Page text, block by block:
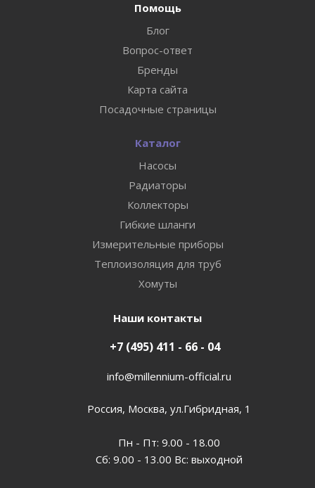
Помощь
Блог
Вопрос-ответ
Бренды
Карта сайта
Посадочные страницы
Каталог
Насосы
Радиаторы
Коллекторы
Гибкие шланги
Измерительные приборы
Теплоизоляция для труб
Хомуты
Наши контакты
+7 (495) 411 - 66 - 04
info@millennium-official.ru
Россия, Москва, ул.Гибридная, 1
Пн - Пт: 9.00 - 18.00
Сб: 9.00 - 13.00 Вс: выходной